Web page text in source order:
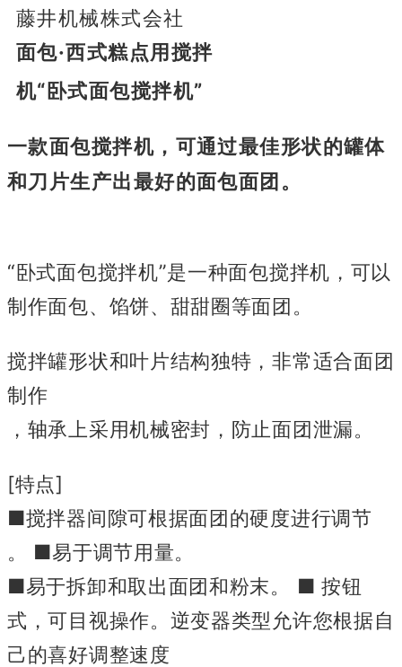
藤井机械株式会社
面包·西式糕点用搅拌
机“卧式面包搅拌机”
一款面包搅拌机，可通过最佳形状的罐体
和刀片生产出最好的面包面团。
“卧式面包搅拌机”是一种面包搅拌机， 可以
制作面包、馅饼、甜甜圈等面团。
搅拌罐形状和叶片结构独特，非常适合面团
制作
，轴承上采用机械密封，防止面团泄漏。
[特点]
■搅拌器间隙可根据面团的硬度进行调节
。 ■易于调节用量。
■易于拆卸和取出面团和粉末。 ■ 按钮
式，可目视操作。逆变器类型允许您根据自
己的喜好调整速度